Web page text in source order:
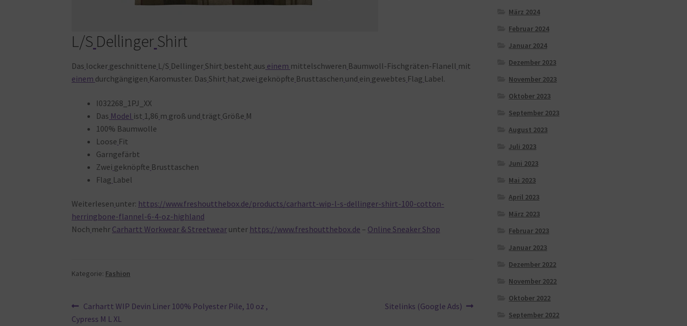
L/S Dellinger Shirt
Das locker geschnittene L/S Dellinger Shirt besteht aus einem mittelschweren Baumwoll-Fischgräten-Flanell mit
einem durchgängigen Karomuster. Das Shirt hat zwei geknöpfte Brusttaschen und ein gewebtes Flag Label.
I032268_1PJ_XX
Das Model ist 1,86 m groß und trägt Größe M
100% Baumwolle
Loose Fit
Garngefärbt
Zwei geknöpfte Brusttaschen
Flag Label
Weiterlesen unter: https://www.freshoutthebox.de/products/carhartt-wip-l-s-dellinger-shirt-100-cotton-
herringbone-flannel-6-4-oz-highland
Noch mehr Carhartt Workwear & Streetwear unter https://www.freshoutthebox.de – Online Sneaker Shop
Kategorie: Fashion
Beitragsnavigation
Vorheriger
Beitrag:
Carhartt WIP Devin Liner 100% Polyester Pile, 10 oz ,
Cypress M L XL
Nächster
Sitelinks (Google Ads)
März 2024
Februar 2024
Januar 2024
Dezember 2023
November 2023
Oktober 2023
September 2023
August 2023
Juli 2023
Juni 2023
Mai 2023
April 2023
März 2023
Februar 2023
Januar 2023
Dezember 2022
November 2022
Oktober 2022
September 2022